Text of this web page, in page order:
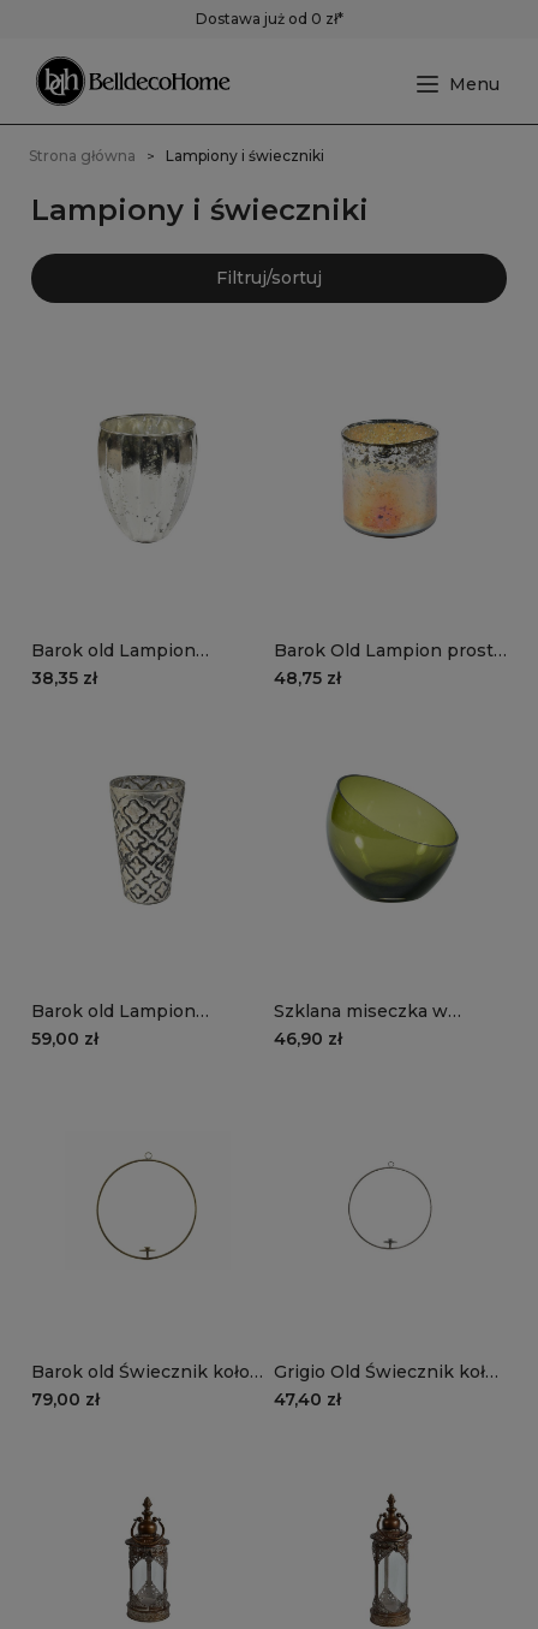
Dostawa już od 0 zł*
Strona główna Lampiony i świeczniki
Lampiony i świeczniki
Filtruj/sortuj
Barok old Lampion
srebrny 3
38,35 zł
Barok Old Lampion prosty
szklany złoto srebrny 1B
48,75 zł
Barok old Lampion
szklany srebrny większy
59,00 zł
Szklana miseczka w
oliwkowym kolorze
46,90 zł
Barok old Świecznik koło
49cm
79,00 zł
Grigio Old Świecznik koło
49 cm
47,40 zł